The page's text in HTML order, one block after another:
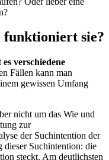
funktioniert sie?
verschiedene
Fällen kann man
gewissen Umfang
nicht um das Wie und
zur
der Suchintention der
dieser Suchintention: die
steckt. Am deutlichsten